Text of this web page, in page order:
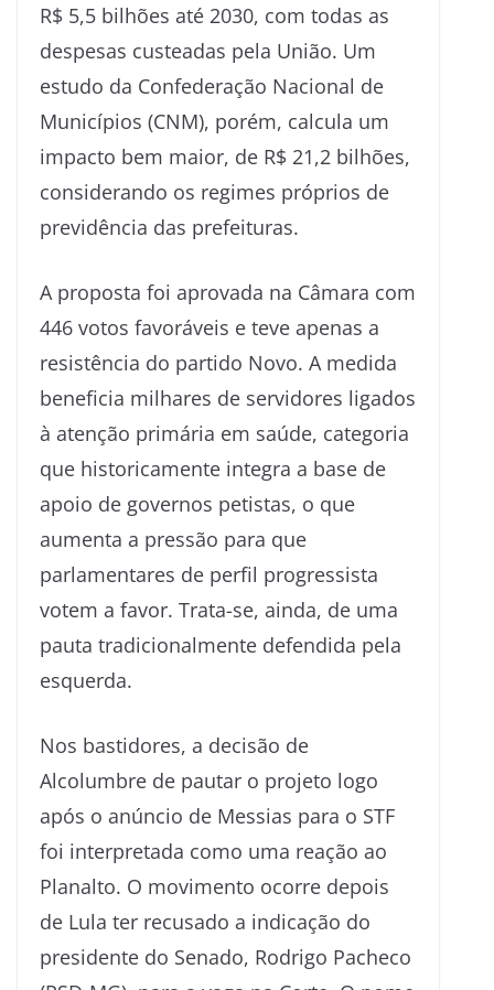
R$ 5,5 bilhões até 2030, com todas as
despesas custeadas pela União. Um
estudo da Confederação Nacional de
Municípios (CNM), porém, calcula um
impacto bem maior, de R$ 21,2 bilhões,
considerando os regimes próprios de
previdência das prefeituras.
A proposta foi aprovada na Câmara com
446 votos favoráveis e teve apenas a
resistência do partido Novo. A medida
beneficia milhares de servidores ligados
à atenção primária em saúde, categoria
que historicamente integra a base de
apoio de governos petistas, o que
aumenta a pressão para que
parlamentares de perfil progressista
votem a favor. Trata-se, ainda, de uma
pauta tradicionalmente defendida pela
esquerda.
Nos bastidores, a decisão de
Alcolumbre de pautar o projeto logo
após o anúncio de Messias para o STF
foi interpretada como uma reação ao
Planalto. O movimento ocorre depois
de Lula ter recusado a indicação do
presidente do Senado, Rodrigo Pacheco